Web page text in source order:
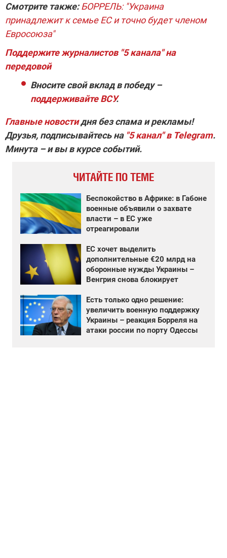
Смотрите также: БОРРЕЛЬ: "Украина
принадлежит к семье ЕС и точно будет членом
Евросоюза"
Поддержите журналистов "5 канала" на
передовой
Вносите свой вклад в победу –
поддерживайте ВСУ.
Главные новостидня без спама и рекламы!
Друзья, подписывайтесь на "5 канал" в Telegram.
Минута – и вы в курсе событий.
ЧИТАЙТЕ ПО ТЕМЕ
Беспокойство в Африке: в Габоне
военные объявили о захвате
власти – в ЕС уже
отреагировали
ЕС хочет выделить
дополнительные €20 млрд на
оборонные нужды Украины –
Венгрия снова блокирует
Есть только одно решение:
увеличить военную поддержку
Украины – реакция Борреля на
атаки россии по порту Одессы